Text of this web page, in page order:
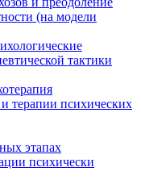
(на модели
тактики
терапии психических
этапах
психически